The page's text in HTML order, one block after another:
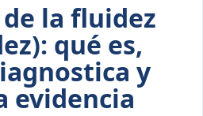
la fluidez
qué es,
y
evidencia